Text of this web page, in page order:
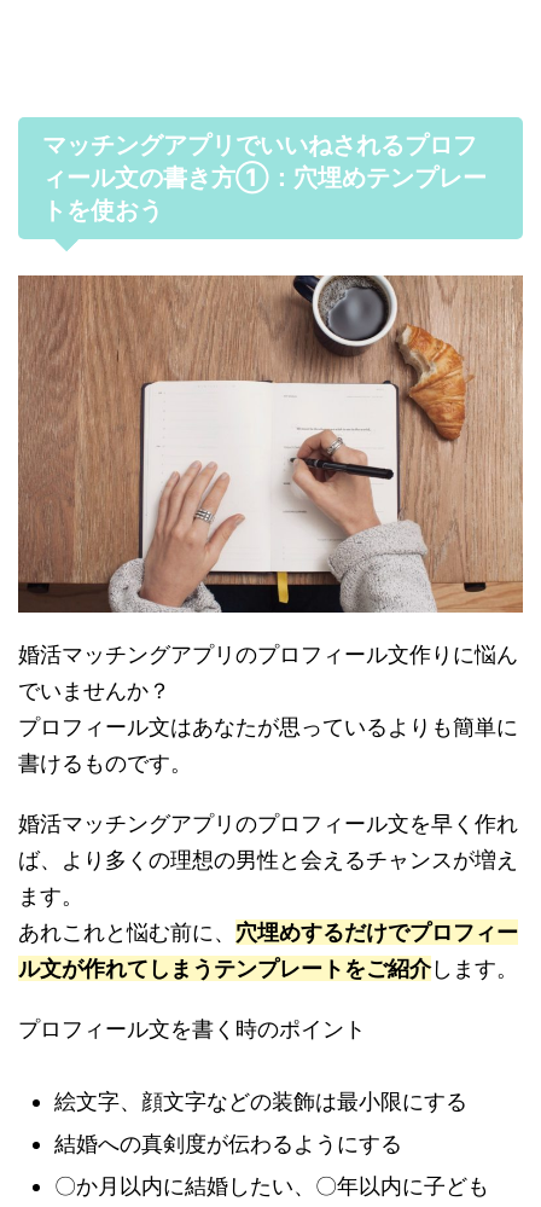
マッチングアプリでいいねされるプロフ
ィール文の書き方①：穴埋めテンプレー
トを使おう
婚活マッチングアプリのプロフィール文作りに悩ん
でいませんか？
プロフィール文はあなたが思っているよりも簡単に
書けるものです。
婚活マッチングアプリのプロフィール文を早く作れ
ば、より多くの理想の男性と会えるチャンスが増え
ます。
あれこれと悩む前に、 穴埋めするだけでプロフィー
ル文が作れてしまうテンプレートをご紹介します。
プロフィール文を書く時のポイント
絵文字、顔文字などの装飾は最小限にする
結婚への真剣度が伝わるようにする
〇か月以内に結婚したい、〇年以内に子ども